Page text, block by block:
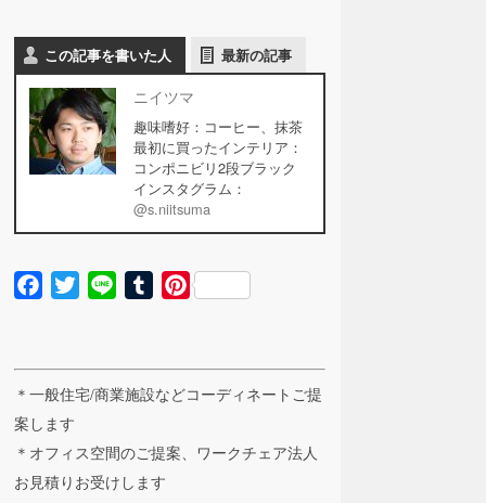
この記事を書いた人 最新の記事
ニイツマ
趣味嗜好：コーヒー、抹茶
最初に買ったインテリア：
コンポニビリ2段ブラック
インスタグラム：
@s.niitsuma
Facebook
Twitter Line TumblrPinterest
＊一般住宅/商業施設などコーディネートご提
案します
＊オフィス空間のご提案、ワークチェア法人
お見積りお受けします